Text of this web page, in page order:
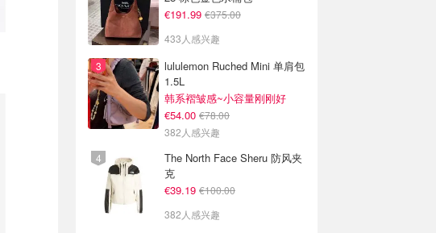
€191.99 €375.00
433人感兴趣
lululemon Ruched Mini 单肩包
1.5L
韩系褶皱感~小容量刚刚好
€54.00 €78.00
382人感兴趣
The North Face Sheru 防风夹
克
€39.19 €100.00
382人感兴趣